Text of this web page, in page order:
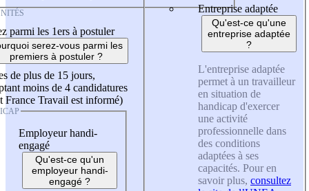
parmi les 1ers à postuler
serez-vous parmi les
premiers à postuler ?
de plus de 15 jours,
moins de 4 candidatures
France Travail est informé)
Employeur handi-
engagé
Qu'est-ce qu'un
employeur handi-
engagé ?
Entreprise adaptée
Qu'est-ce qu'une
entreprise adaptée
?
L'entreprise adaptée
permet à un travailleur
en situation de
handicap d'exercer
une activité
professionnelle dans
des conditions
adaptées à ses
capacités. Pour en
savoir plus, consultez